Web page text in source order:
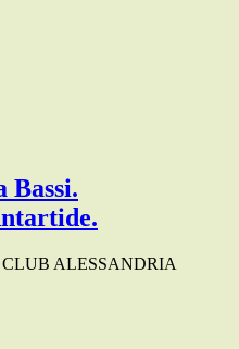
Bassi.
CLUB ALESSANDRIA